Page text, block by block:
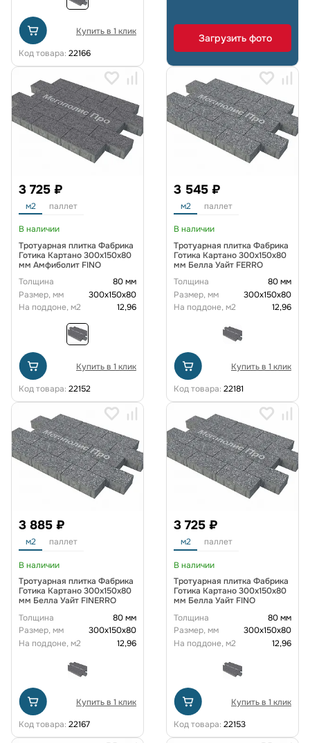
Купить в 1 клик
Код товара: 22166
Загрузить фото
3 725 ₽
м2 паллет
В наличии
Тротуарная плитка Фабрика
Готика Картано 300х150х80
мм Амфиболит FINO
Толщина
80 мм
Размер, мм
300х150х80
На поддоне, м2
12,96
Купить в 1 клик
Код товара: 22152
3 545 ₽
м2 паллет
В наличии
Тротуарная плитка Фабрика
Готика Картано 300х150х80
мм Белла Уайт FERRO
Толщина
80 мм
Размер, мм
300х150х80
На поддоне, м2
12,96
Купить в 1 клик
Код товара: 22181
3 885 ₽
м2 паллет
В наличии
Тротуарная плитка Фабрика
Готика Картано 300х150х80
мм Белла Уайт FINERRO
Толщина
80 мм
Размер, мм
300х150х80
На поддоне, м2
12,96
Купить в 1 клик
Код товара: 22167
3 725 ₽
м2 паллет
В наличии
Тротуарная плитка Фабрика
Готика Картано 300х150х80
мм Белла Уайт FINO
Толщина
80 мм
Размер, мм
300х150х80
На поддоне, м2
12,96
Купить в 1 клик
Код товара: 22153